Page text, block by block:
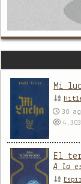
Mi
30
El
A la